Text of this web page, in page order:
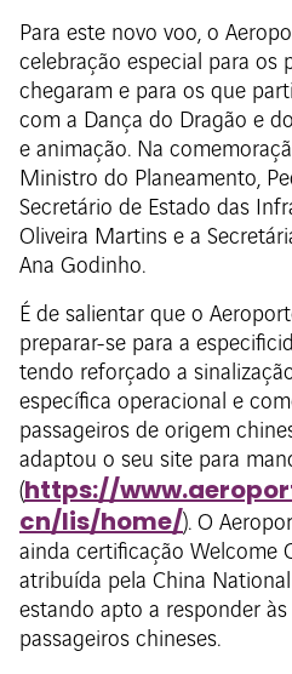
Para este novo voo, o
celebração especial para os
chegaram e para os que
com a Dança do Dragão e
e animação. Na
Ministro do Planeamento,
Secretário de Estado das
Oliveira Martins e a
Ana Godinho.
É de salientar que o
preparar-se para a
tendo reforçado a
específica operacional e
passageiros de origem
adaptou o seu site para
(https://
cn/lis/home/). O
ainda certificação Welcome
atribuída pela China
estando apto a responder
passageiros chineses.